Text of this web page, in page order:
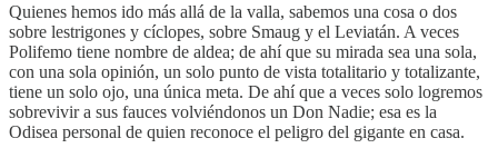
Quienes hemos ido más allá de la valla, sabemos una cosa o dos
sobre lestrigones y cíclopes, sobre Smaug y el Leviatán. A veces
Polifemo tiene nombre de aldea; de ahí que su mirada sea una sola,
con una sola opinión, un solo punto de vista totalitario y totalizante,
tiene un solo ojo, una única meta. De ahí que a veces solo logremos
sobrevivir a sus fauces volviéndonos un Don Nadie; esa es la
Odisea personal de quien reconoce el peligro del gigante en casa.